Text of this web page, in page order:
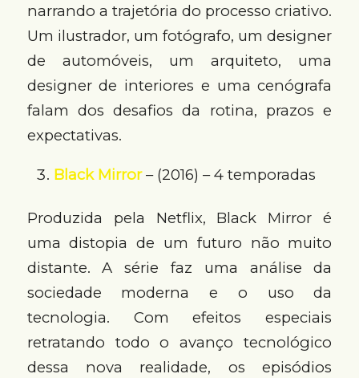
narrando a trajetória do processo criativo.
Um ilustrador, um fotógrafo, um designer
de automóveis, um arquiteto, uma
designer de interiores e uma cenógrafa
falam dos desafios da rotina, prazos e
expectativas.
Black Mirror– (2016) – 4 temporadas
Produzida pela Netflix, Black Mirror é
uma distopia de um futuro não muito
distante. A série faz uma análise da
sociedade moderna e o uso da
tecnologia. Com efeitos especiais
retratando todo o avanço tecnológico
dessa nova realidade, os episódios